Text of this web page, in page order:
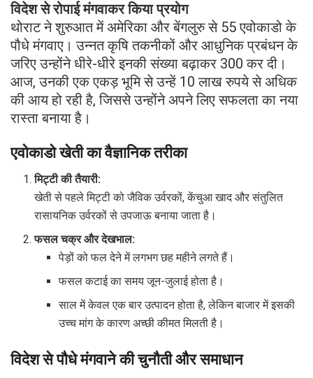
विदेश से रोपाई मंगवाकर किया प्रयोग
थोराट ने शुरुआत में अमेरिका और बेंगलुरु से 55 एवोकाडो के
पौधे मंगवाए। उन्नत कृषि तकनीकों और आधुनिक प्रबंधन के
जरिए उन्होंने धीरे-धीरे इनकी संख्या बढ़ाकर 300 कर दी।
आज, उनकी एक एकड़ भूमि से उन्हें 10 लाख रुपये से अधिक
की आय हो रही है, जिससे उन्होंने अपने लिए सफलता का नया
रास्ता बनाया है।
एवोकाडो खेती का वैज्ञानिक तरीका
मिट्टी की तैयारी:
खेती से पहले मिट्टी को जैविक उर्वरकों, केंचुआ खाद और संतुलित
रासायनिक उर्वरकों से उपजाऊ बनाया जाता है।
फसल चक्र और देखभाल:
पेड़ों को फल देने में लगभग छह महीने लगते हैं।
फसल कटाई का समय जून-जुलाई होता है।
साल में केवल एक बार उत्पादन होता है, लेकिन बाजार में इसकी
उच्च मांग के कारण अच्छी कीमत मिलती है।
विदेश से पौधे मंगवाने की चुनौती और समाधान